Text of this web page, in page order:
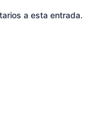
a esta entrada.